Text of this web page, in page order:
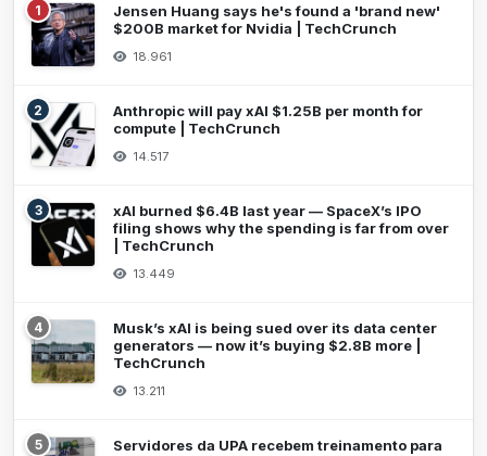
1
Jensen Huang says he's found a 'brand new'
$200B market for Nvidia | TechCrunch
18.961
2
Anthropic will pay xAI $1.25B per month for
compute | TechCrunch
14.517
3
xAI burned $6.4B last year — SpaceX’s IPO
filing shows why the spending is far from over
| TechCrunch
13.449
4
Musk’s xAI is being sued over its data center
generators — now it’s buying $2.8B more |
TechCrunch
13.211
5
Servidores da UPA recebem treinamento para